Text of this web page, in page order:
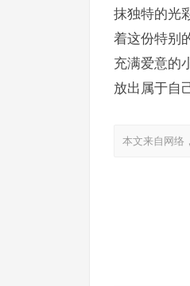
抹独特的光
着这份特别
充满爱意的
放出属于自
本文来自网络